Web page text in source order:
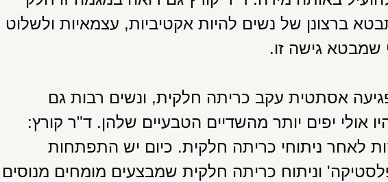
ברצונן של נשים להיות אקטיביות, עצמאיות ולשלוט
שמבטא גישה זו.
אסתטית עקב כריתה חלקית, ונשים רבות גם
אולי יפים יותר מהשדיים הטבעיים שלהן. ד"ר קורץ:
לאחר ניתוחי כריתה חלקית. כיום יש התפתחות
וניתוח כריתה חלקית שמבצעים מומחים מנוסים